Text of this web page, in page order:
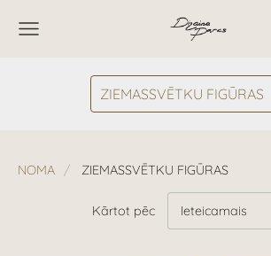
ZIEMASSVĒTKU FIGŪRAS
NOMA ZIEMASSVĒTKU FIGŪRAS
Kārtot pēc